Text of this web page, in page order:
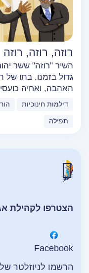
רוזה, רוזה, רוזה
השיר "רוזה" ששר
גדול בזמנו. בתו
האהבה, ואחיה
דילמות חינוכיות
תפילה
הצטרפו לקהילת
Facebook
הרשמו לניוזלטר